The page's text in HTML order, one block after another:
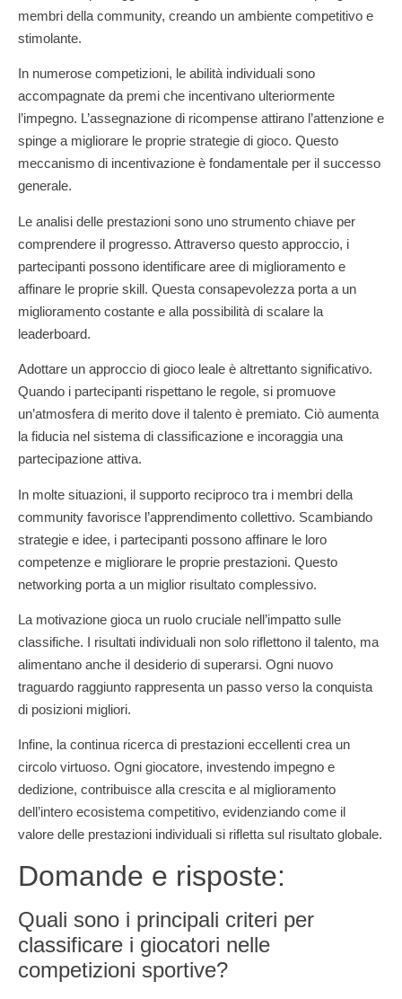
membri della community, creando un ambiente competitivo e
stimolante.
In numerose competizioni, le abilità individuali sono
accompagnate da premi che incentivano ulteriormente
l’impegno. L’assegnazione di ricompense attirano l’attenzione e
spinge a migliorare le proprie strategie di gioco. Questo
meccanismo di incentivazione è fondamentale per il successo
generale.
Le analisi delle prestazioni sono uno strumento chiave per
comprendere il progresso. Attraverso questo approccio, i
partecipanti possono identificare aree di miglioramento e
affinare le proprie skill. Questa consapevolezza porta a un
miglioramento costante e alla possibilità di scalare la
leaderboard.
Adottare un approccio di gioco leale è altrettanto significativo.
Quando i partecipanti rispettano le regole, si promuove
un’atmosfera di merito dove il talento è premiato. Ciò aumenta
la fiducia nel sistema di classificazione e incoraggia una
partecipazione attiva.
In molte situazioni, il supporto reciproco tra i membri della
community favorisce l’apprendimento collettivo. Scambiando
strategie e idee, i partecipanti possono affinare le loro
competenze e migliorare le proprie prestazioni. Questo
networking porta a un miglior risultato complessivo.
La motivazione gioca un ruolo cruciale nell’impatto sulle
classifiche. I risultati individuali non solo riflettono il talento, ma
alimentano anche il desiderio di superarsi. Ogni nuovo
traguardo raggiunto rappresenta un passo verso la conquista
di posizioni migliori.
Infine, la continua ricerca di prestazioni eccellenti crea un
circolo virtuoso. Ogni giocatore, investendo impegno e
dedizione, contribuisce alla crescita e al miglioramento
dell’intero ecosistema competitivo, evidenziando come il
valore delle prestazioni individuali si rifletta sul risultato globale.
Domande e risposte:
Quali sono i principali criteri per
classificare i giocatori nelle
competizioni sportive?